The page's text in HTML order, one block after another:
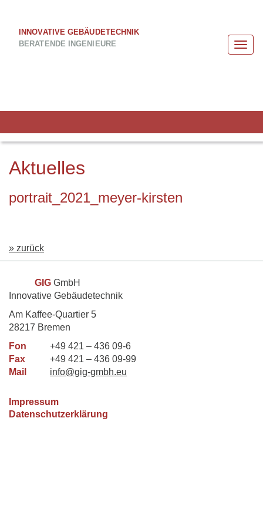
INNOVATIVE GEBÄUDETECHNIK
BERATENDE INGENIEURE
Aktuelles
portrait_2021_meyer-kirsten
» zurück
GIG GmbH
Innovative Gebäudetechnik
Am Kaffee-Quartier 5
28217 Bremen
Fon
+49 421 – 436 09-6
Fax
+49 421 – 436 09-99
Mail
info@gig-gmbh.eu
Impressum
Datenschutzerklärung